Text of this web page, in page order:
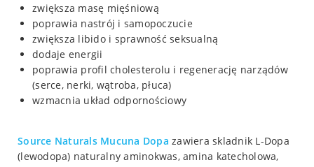
zwiększa masę mięśniową
poprawia nastrój i samopoczucie
zwiększa libido i sprawność seksualną
dodaje energii
poprawia profil cholesterolu i regenerację narządów
(serce, nerki, wątroba, płuca)
wzmacnia układ odpornościowy
Source Naturals Mucuna Dopa zawiera skladnik L-Dopa
(lewodopa) naturalny aminokwas, amina katecholowa,